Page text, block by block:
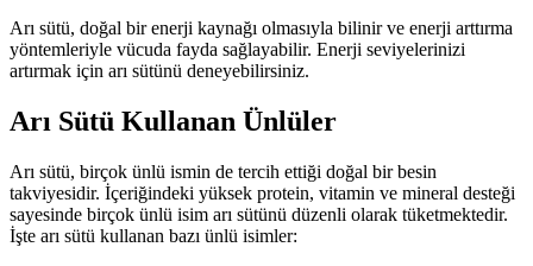
Arı sütü, doğal bir enerji kaynağı olmasıyla bilinir ve enerji arttırma
yöntemleriyle vücuda fayda sağlayabilir. Enerji seviyelerinizi
artırmak için arı sütünü deneyebilirsiniz.
Arı Sütü Kullanan Ünlüler
Arı sütü, birçok ünlü ismin de tercih ettiği doğal bir besin
takviyesidir. İçeriğindeki yüksek protein, vitamin ve mineral desteği
sayesinde birçok ünlü isim arı sütünü düzenli olarak tüketmektedir.
İşte arı sütü kullanan bazı ünlü isimler: